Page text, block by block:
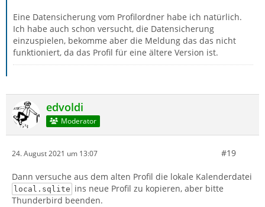
Eine Datensicherung vom Profilordner habe ich natürlich.
Ich habe auch schon versucht, die Datensicherung
einzuspielen, bekomme aber die Meldung das das nicht
funktioniert, da das Profil für eine ältere Version ist.
edvoldi
Moderator
24. August 2021 um 13:07 #19
Dann versuche aus dem alten Profil die lokale Kalenderdatei
local.sqlite ins neue Profil zu kopieren, aber bitte
Thunderbird beenden.